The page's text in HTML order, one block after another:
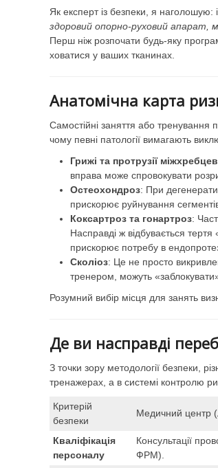
Як експерт із безпеки, я
здоровий опорно-руховий апарат,
Перш ніж розпочати будь-яку
ховатися у ваших тканинах.
Анатомічна карта
Самостійні заняття або тренування
чому певні патології вимагають
Грижі та протрузії
вправа може спровокувати
Остеохондроз: При
прискорює руйнування
Коксартроз та гонартроз:
Насправді ж відбувається
прискорює потребу в
Сколіоз: Це не просто
тренером, можуть
Розумний вибір місця для занять
Де ви насправді
З точки зору методології безпеки,
тренажерах, а в системі контролю
Критерій
безпеки
Медичний центр
Кваліфікація
персоналу
Консультації
ФРМ).